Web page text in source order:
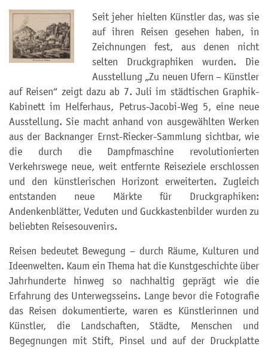
Seit jeher hielten Künstler das, was sie
auf ihren Reisen gesehen haben, in
Zeichnungen fest, aus denen nicht
selten Druckgraphiken wurden. Die
Ausstellung „Zu neuen Ufern – Künstler
auf Reisen“ zeigt dazu ab 7. Juli im städtischen Graphik-
Kabinett im Helferhaus, Petrus-Jacobi-Weg 5, eine neue
Ausstellung. Sie macht anhand von ausgewählten Werken
aus der Backnanger Ernst-Riecker-Sammlung sichtbar, wie
die durch die Dampfmaschine revolutionierten
Verkehrswege neue, weit entfernte Reiseziele erschlossen
und den künstlerischen Horizont erweiterten. Zugleich
entstanden neue Märkte für Druckgraphiken:
Andenkenblätter, Veduten und Guckkastenbilder wurden zu
beliebten Reisesouvenirs.
Reisen bedeutet Bewegung – durch Räume, Kulturen und
Ideenwelten. Kaum ein Thema hat die Kunstgeschichte über
Jahrhunderte hinweg so nachhaltig geprägt wie die
Erfahrung des Unterwegsseins. Lange bevor die Fotografie
das Reisen dokumentierte, waren es Künstlerinnen und
Künstler, die Landschaften, Städte, Menschen und
Begegnungen mit Stift, Pinsel und auf der Druckplatte